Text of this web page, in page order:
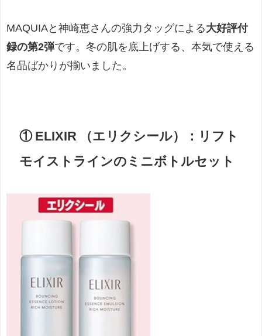
MAQUIAと神崎恵さんの強力タッグによる大好評付
録の第2弾です。冬の肌を底上げする、本気で使える
名品ばかりが揃いました。
① ELIXIR （エリクシール）：リフト
モイストラインのミニボトルセット